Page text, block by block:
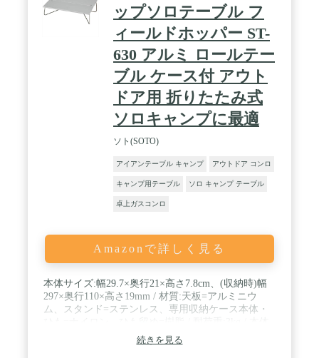
ップソロテーブル フ
ィールドホッパー ST-
630 アルミ ロールテー
ブル ケース付 アウト
ドア用 折りたたみ式
ソロキャンプに最適
ソト(SOTO)
アイアンテーブル キャンプ アウトドア コンロ
キャンプ用テーブル ソロ キャンプ テーブル
卓上ガスコンロ
Amazonで詳しく見る
本体サイズ:幅29.7×奥行21×高さ7.8cm、(収納時)幅
297×奥行110×高さ19mm / 材質:天板=アルミニウ
ム、スタンド=ステンレス、専用収納ケース本体・
重量:395g / 収納時サイズ:幅29.7×奥行11×高さ1.9cm
/ 原産国:台湾 / ひも留め:樹脂
続きを見る